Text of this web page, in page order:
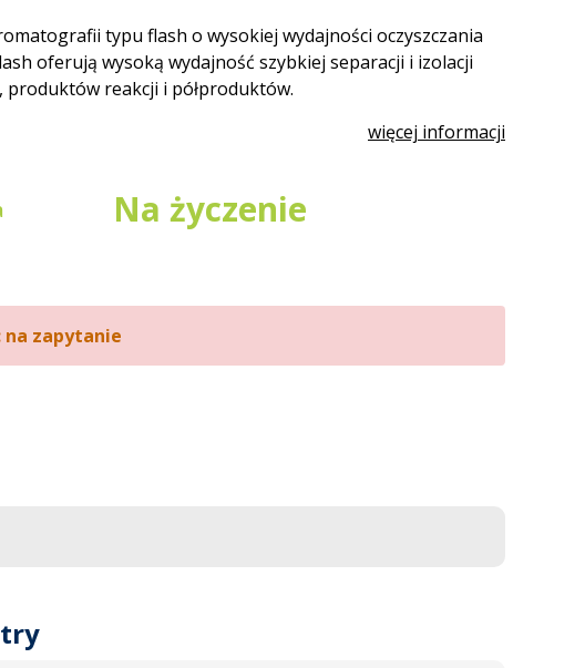
typu flash o wysokiej wydajności oczyszczania
oferują wysoką wydajność szybkiej separacji i izolacji
produktów reakcji i półproduktów.
więcej informacji
Na życzenie
na zapytanie